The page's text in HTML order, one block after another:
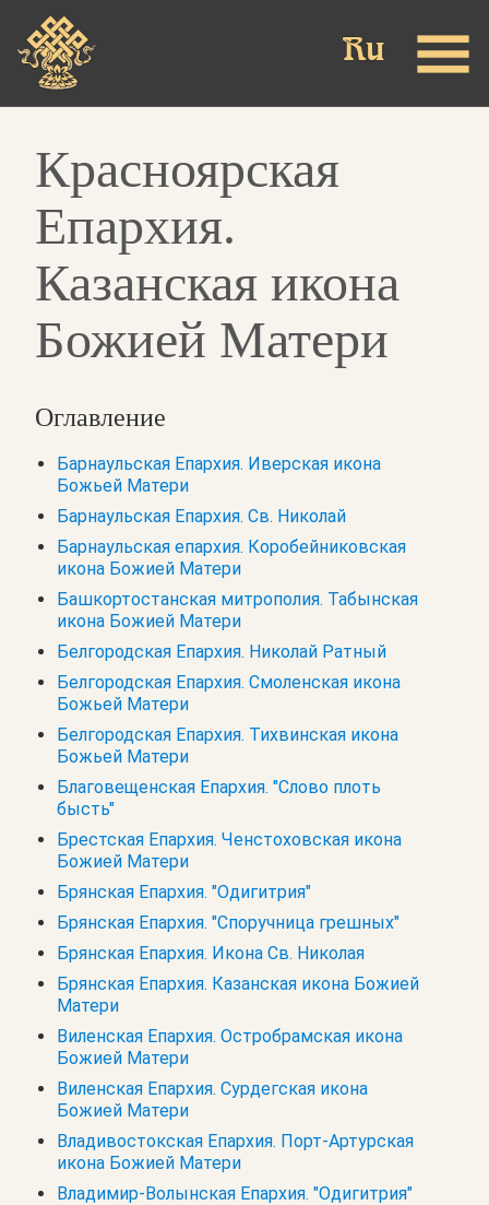
main
content
Красноярская
Епархия.
Казанская икона
Божией Матери
Оглавление
Барнаульская Епархия. Иверская икона
Божьей Матери
Барнаульская Епархия. Св. Николай
Барнаульская епархия. Коробейниковская
икона Божией Матери
Башкортостанская митрополия. Табынская
икона Божией Матери
Белгородская Епархия. Николай Ратный
Белгородская Епархия. Смоленская икона
Божьей Матери
Белгородская Епархия. Тихвинская икона
Божьей Матери
Благовещенская Епархия. "Слово плоть
бысть"
Брестская Епархия. Ченстоховская икона
Божией Матери
Брянская Епархия. "Одигитрия"
Брянская Епархия. "Споручница грешных"
Брянская Епархия. Икона Св. Николая
Брянская Епархия. Казанская икона Божией
Матери
Виленская Епархия. Остробрамская икона
Божией Матери
Виленская Епархия. Сурдегская икона
Божией Матери
Владивостокская Епархия. Порт-Артурская
икона Божией Матери
Владимир-Волынская Епархия. "Одигитрия"